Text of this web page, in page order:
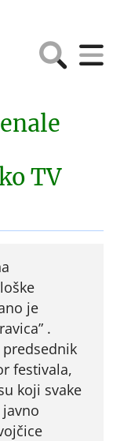
TV
je
.
festivala,
koji svake